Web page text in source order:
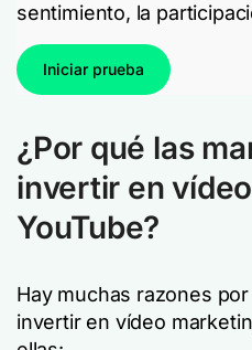
sentimiento, la
Iniciar prueba
¿Por qué las
invertir en
YouTube?
Hay muchas razones
invertir en vídeo